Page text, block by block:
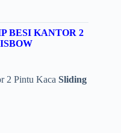
BESI KANTOR 2
2 Pintu Kaca Sliding